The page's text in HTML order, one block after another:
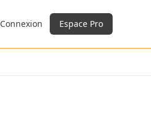
Connexion Espace Pro